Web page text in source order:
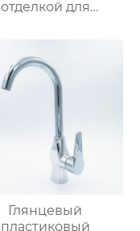
отделкой для
Глянцевый
пластиковый